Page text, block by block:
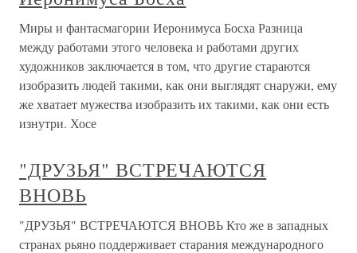
Миры и фантасмагории Иеронимуса Босха Разница
между работами этого человека и работами других
художников заключается в том, что другие стараются
изобразить людей такими, как они выглядят снаружи, ему
же хватает мужества изобразить их такими, как они есть
изнутри. Хосе
"ДРУЗЬЯ" ВСТРЕЧАЮТСЯ
ВНОВЬ
"ДРУЗЬЯ" ВСТРЕЧАЮТСЯ ВНОВЬ Кто же в западных
странах рьяно поддерживает старания международного